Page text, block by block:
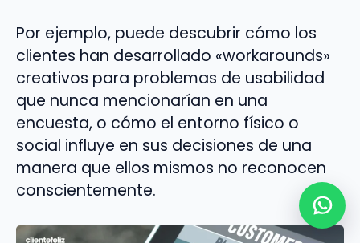
Por ejemplo, puede descubrir cómo los
clientes han desarrollado «workarounds»
creativos para problemas de usabilidad
que nunca mencionarían en una
encuesta, o cómo el entorno físico o
social influye en sus decisiones de una
manera que ellos mismos no reconocen
conscientemente.